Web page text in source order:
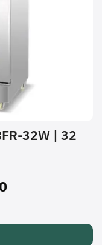
32W | 32
quantity